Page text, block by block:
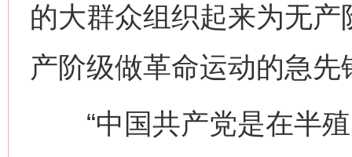
的大群众组织起来为无
产阶级做革命运动的急先
“中国共产党是在半殖